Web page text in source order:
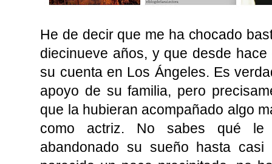
He de decir que me ha chocado
diecinueve años, y que desde
su cuenta en Los Ángeles. Es
apoyo de su familia, pero
que la hubieran acompañado algo
como actriz. No sabes qué le
abandonado su sueño hasta